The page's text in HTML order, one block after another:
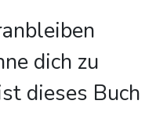
dich zu
dieses Buch